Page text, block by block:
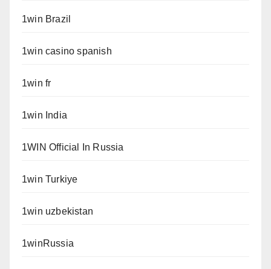
1win Brazil
1win casino spanish
1win fr
1win India
1WIN Official In Russia
1win Turkiye
1win uzbekistan
1winRussia